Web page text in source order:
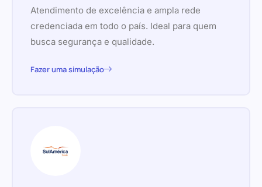
Atendimento de excelência e ampla rede
credenciada em todo o país. Ideal para quem
busca segurança e qualidade.
Fazer uma simulação